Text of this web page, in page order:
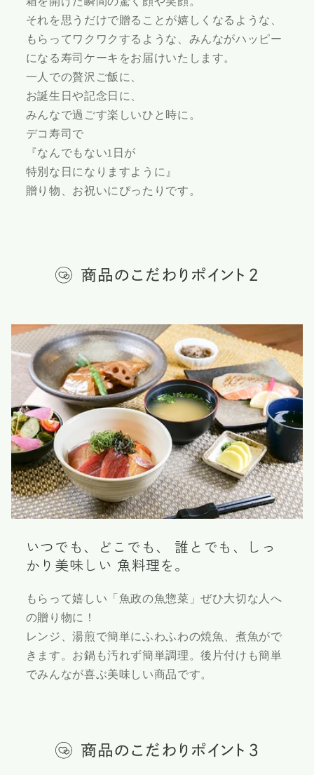
それを思うだけで贈ることが嬉しくなるような、
もらってワクワクするような、みんながハッピー
になる寿司ケーキをお届けいたします。
一人での贅沢ご飯に、
お誕生日や記念日に、
みんなで過ごす楽しいひと時に。
デコ寿司で
『なんでもない1日が
特別な日になりますように』
贈り物、お祝いにぴったりです。
いつでも、どこでも、 誰とでも、しっ
かり美味しい 魚料理を。
もらって嬉しい「魚政の魚惣菜」ぜひ大切な人へ
の贈り物に！
レンジ、湯煎で簡単にふわふわの焼魚、煮魚がで
きます。お鍋も汚れず簡単調理。後片付けも簡単
でみんなが喜ぶ美味しい商品です。